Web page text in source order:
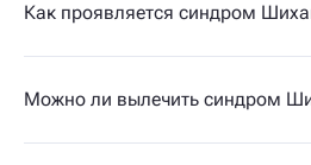
Как проявляется синдром
Можно ли вылечить синдром